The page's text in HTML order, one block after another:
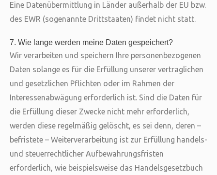
Eine Datenübermittlung in Länder außerhalb der EU bzw.
des EWR (sogenannte Drittstaaten) findet nicht statt.
7. Wie lange werden meine Daten gespeichert?
Wir verarbeiten und speichern Ihre personenbezogenen
Daten solange es für die Erfüllung unserer vertraglichen
und gesetzlichen Pflichten oder im Rahmen der
Interessenabwägung erforderlich ist. Sind die Daten für
die Erfüllung dieser Zwecke nicht mehr erforderlich,
werden diese regelmäßig gelöscht, es sei denn, deren –
befristete – Weiterverarbeitung ist zur Erfüllung handels-
und steuerrechtlicher Aufbewahrungsfristen
erforderlich, wie beispielsweise das Handelsgesetzbuch